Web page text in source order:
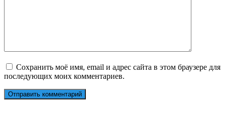
Сохранить моё имя, email и адрес сайта в этом браузере для
последующих моих комментариев.